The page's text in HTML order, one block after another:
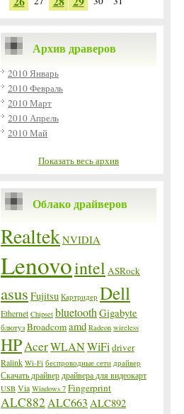
Архив драверов
2010 Январь
2010 Февраль
2010 Март
2010 Апрель
2010 Май
Показать весь архив
Облако драйверов
RealtekNVIDIA
Lenovointel ASRock
asus Fujitsu Картридер Dell
Ethernet Chipset bluetooth Gigabyte
блютуз Broadcomamd Radeon wireless
HPAcerWLANWiFi driver
Ralink Wi-Fi беспроводные сети драйвер
Скачать драйвер драйвера для видеокарт
USB Via Windows 7 Fingerprint
ALC882 ALC663 ALC892